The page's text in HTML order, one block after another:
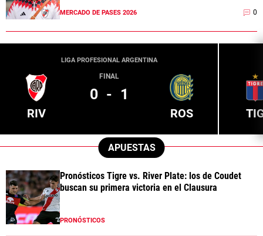
MERCADO DE PASES 2026 0
LIGA PROFESIONAL ARGENTINA
RIV
FINAL
0 - 1
ROS
APUESTAS
Pronósticos Tigre vs. River Plate: los de Coudet
buscan su primera victoria en el Clausura
PRONÓSTICOS